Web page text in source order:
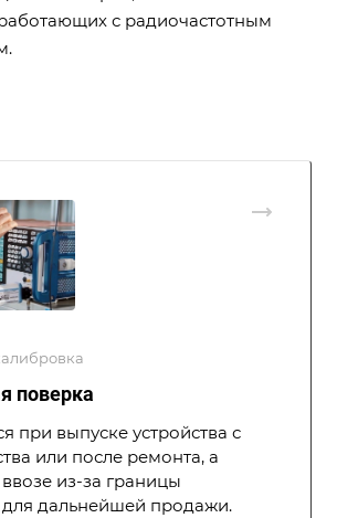
с радиочастотным
поверка
при выпуске устройства с
или после ремонта, а
из-за границы
дальнейшей продажи.